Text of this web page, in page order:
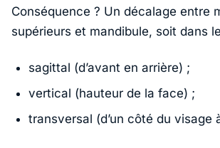
Conséquence ? Un décalage entre
supérieurs et mandibule, soit dans
sagittal (d’avant en arrière) ;
vertical (hauteur de la face) ;
transversal (d’un côté du visage